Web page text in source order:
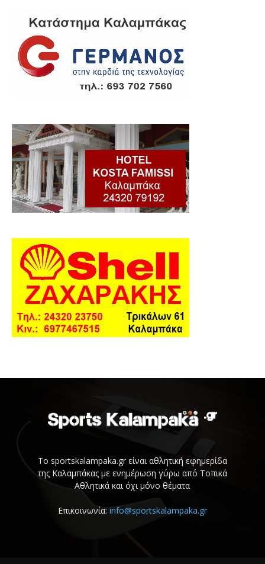
Το sportskalampaka.gr είναι αθλητική εφημερίδα
της Καλαμπάκας με ενημέρωση γύρω από Τοπικά
Αθλητικά και όχι μόνο θέματα
Επικοινωνία: info@sportskalampaka.gr